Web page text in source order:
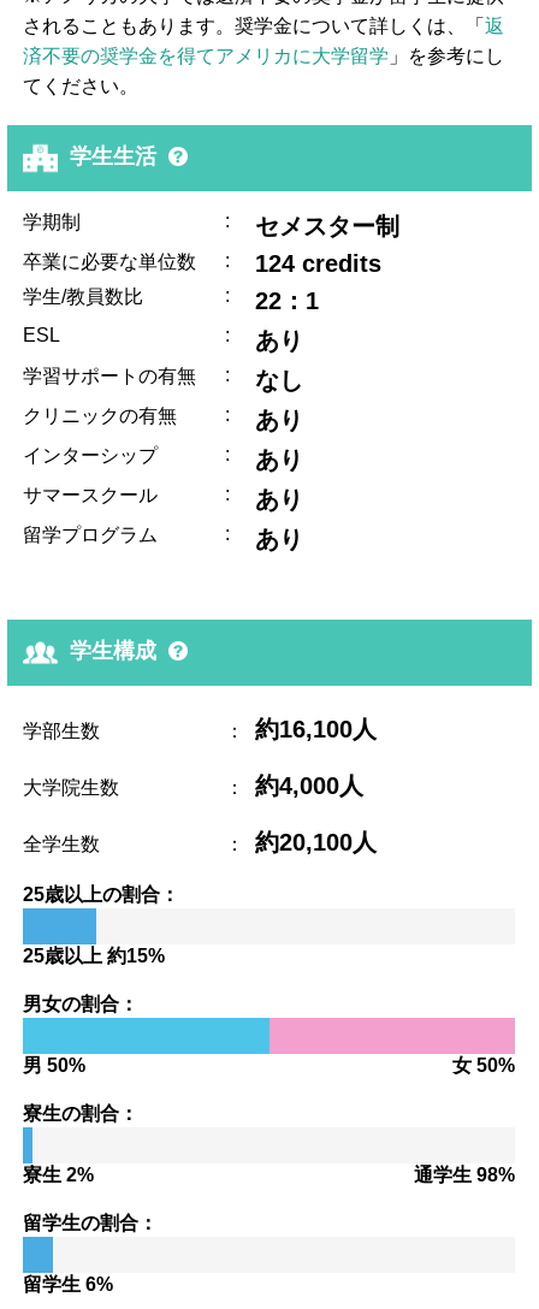
されることもあります。奨学金について詳しくは、「返
済不要の奨学金を得てアメリカに大学留学 」を参考にし
てください。
学生生活
学期制 : セメスター制
卒業に必要な単位数 : 124 credits
学生/教員数比 : 22：1
ESL : あり
学習サポートの有無 : なし
クリニックの有無 : あり
インターシップ : あり
サマースクール : あり
留学プログラム : あり
学生構成
学部生数 ： 約16,100人
大学院生数 ： 約4,000人
全学生数 ： 約20,100人
25歳以上の割合：
25歳以上 約15%
男女の割合：
男 50% 女 50%
寮生の割合：
寮生 2% 通学生 98%
留学生の割合：
留学生 6%